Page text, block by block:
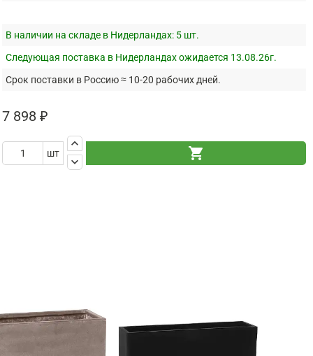
В наличии на складе в Нидерландах: 5 шт.
Следующая поставка в Нидерландах ожидается 13.08.26г.
Срок поставки в Россию ≈ 10-20 рабочих дней.
7 898 ₽
шт
keyboard_arrow_up
keyboard_arrow_down
shopping_cart